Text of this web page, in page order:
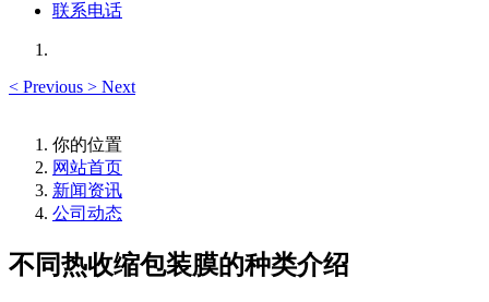
联系电话
< Previous > Next
你的位置
网站首页
新闻资讯
公司动态
不同热收缩包装膜的种类介绍